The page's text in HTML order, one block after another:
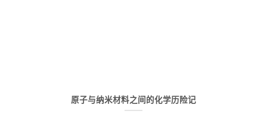
原子与纳米材料之间的化学历险记